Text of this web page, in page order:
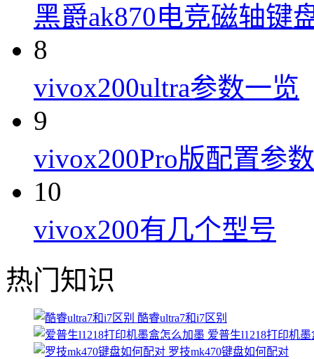
黑爵ak870电竞磁轴键
8
vivox200ultra参数一览
9
vivox200Pro版配置参数
10
vivox200有几个型号
热门知识
酷睿ultra7和i7区别
爱普生l1218打印机
罗技mk470键盘如何配对